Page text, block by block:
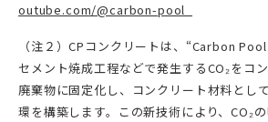
outube.com/@carbon-pool
（注２）CPコンクリートは、“Carbon
セメント焼成工程などで発生するCO₂をコ
廃棄物に固定化し、コンクリート材料とし
環を構築します。この新技術により、CO₂